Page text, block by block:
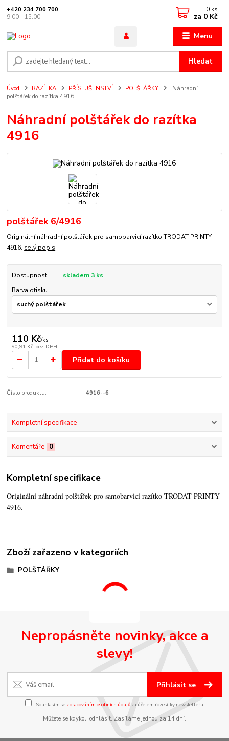
Menu
Hledat
+420 234 700 700
9:00 - 15:00
0 ks
za 0 Kč
Úvod RAZÍTKA PŘÍSLUŠENSTVÍ POLŠTÁŘKY
Náhradní
polštářek do razítka 4916
Náhradní polštářek do razítka
4916
polštářek 6/4916
Originální náhradní polštářek pro samobarvicí razítko TRODAT PRINTY
4916. celý popis
Dostupnost
skladem 3 ks
Barva otisku
110 Kč/ks
90,91 Kč bez DPH
Přidat do košíku
Číslo produktu: 4916--6
Kompletní specifikace
Komentáře 0
Kompletní specifikace
Originální náhradní polštářek pro samobarvicí razítko TRODAT PRINTY
4916.
Zboží zařazeno v kategoriích
POLŠTÁŘKY
Nepropásněte novinky, akce a
slevy!
Přihlásit se
Souhlasím se zpracováním osobních údajůza účelem rozesílky newsletteru.
Můžete se kdykoli odhlásit. Zasíláme jednou za 14 dní.